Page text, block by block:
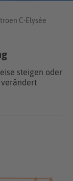
C-Elysée
steigen oder